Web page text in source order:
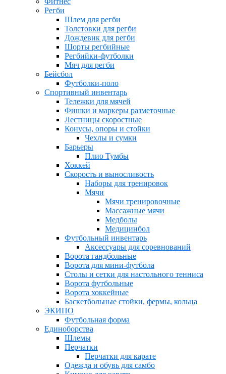
Регби
Шлем для регби
Толстовки для регби
Дождевик для регби
Шорты регбийные
Регбийки-футболки
Мяч для регби
Бейсбол
Футболки-поло
Спортивный инвентарь
Тележки для мячей
Фишки и маркеры разметочные
Лестницы скоростные
Конусы, опоры и стойки
Чехлы и сумки
Барьеры
Плио Тумбы
Хоккей
Скорость и выносливость
Наборы для тренировок
Мячи
Мячи тренировочные
Массажные мячи
Медболы
Медицинбол
Футбольный инвентарь
Аксессуары для соревнований
Ворота гандбольные
Ворота для мини-футбола
Столы и сетки для настольного тенниса
Ворота футбольные
Ворота хоккейные
Баскетбольные стойки, фермы, кольца
ЭКИПО
Футбольная форма
Единоборства
Шлемы
Перчатки
Перчатки для карате
Одежда и обувь для самбо